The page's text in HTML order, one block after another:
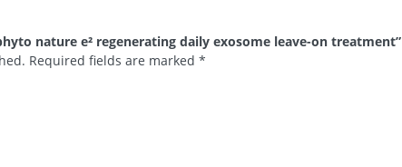
nature e² regenerating daily exosome leave-on treatment”
Required fields are marked *